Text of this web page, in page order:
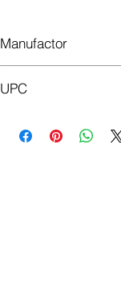
Manufactor
UPC